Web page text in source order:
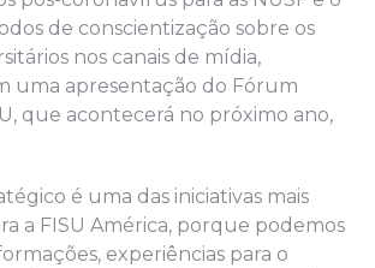
de conscientização sobre os
nos canais de mídia,
uma apresentação do Fórum
que acontecerá no próximo ano,
é uma das iniciativas mais
a FISU América, porque podemos
experiências para o